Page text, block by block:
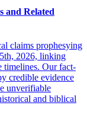
and Related
claims prophesying
2026, linking
timelines. Our fact-
credible evidence
unverifiable
and biblical